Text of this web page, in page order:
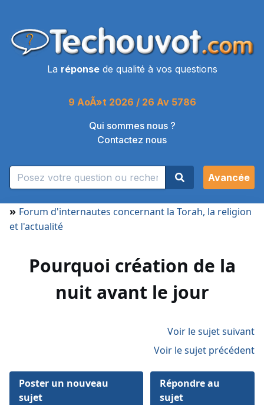
La réponsede qualité à vos questions
9 AoÃ»t 2026 / 26 Av 5786
Qui sommes nous ?
Contactez nous
Avancée
» Forum d'internautes concernant la Torah, la religion
et l'actualité
Pourquoi création de la
nuit avant le jour
Voir le sujet suivant
Voir le sujet précédent
Poster un nouveau
sujet
Répondre au
sujet